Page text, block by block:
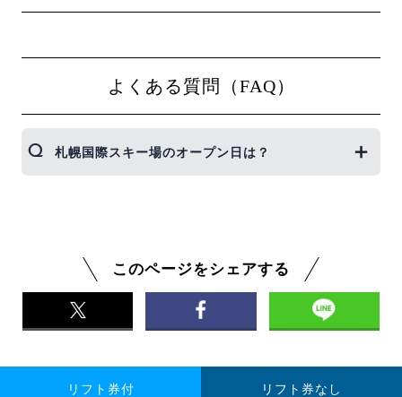
よくある質問（FAQ）
札幌国際スキー場のオープン日は？
このページをシェアする
リフト券付 リフト券なし